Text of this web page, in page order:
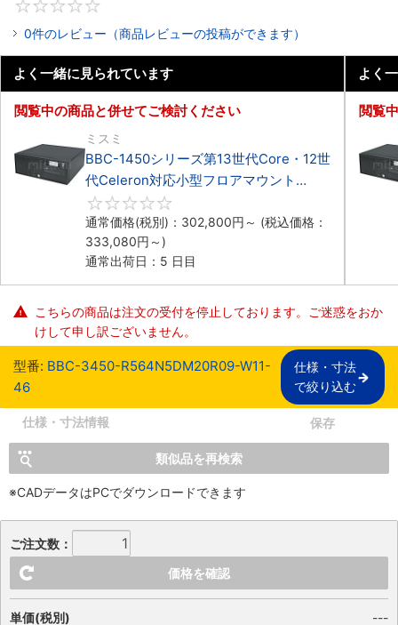
0件のレビュー（商品レビューの投稿ができます）
よく一緒に見られています
閲覧中の商品と併せてご検討ください
ミスミ
BBC-1450シリーズ第13世代Core・12世
代Celeron対応小型フロアマウント
4PCIe
通常価格(税別)： 302,800円 ～ (税込価格：
333,080円 ～)
通常出荷日：5 日目
よく
閲覧
こちらの商品は注文の受付を停止しております。ご迷惑をおか
けして申し訳ございません。
型番: BBC-3450-R564N5DM20R09-W11-
46
仕様・寸法
で絞り込む
仕様・寸法情報 保存
類似品を再検索
※CADデータはPCでダウンロードできます
ご注文数：
価格を確認
単価(税別) ---